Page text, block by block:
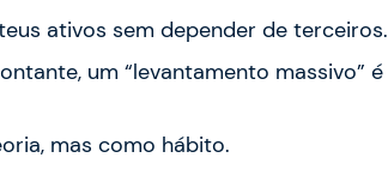
ativos sem depender de terceiros.
um “levantamento massivo” é
mas como hábito.